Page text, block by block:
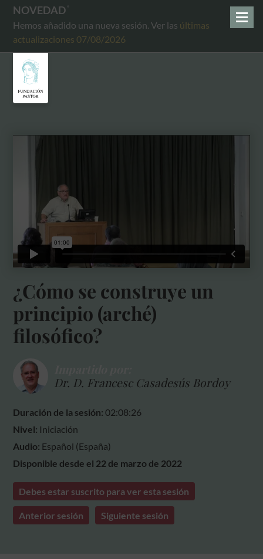
NOVEDAD
Hemos añadido una nueva sesión. Ver las últimas
actualizaciones 07/08/2026
¿Cómo se construye un
principio (arché)
filosófico?
Dr. D. Francesc Casadesús Bordoy
Duración de la sesión:02:08:26
Nivel: Iniciación
Audio: Español (España)
Disponible desde el 22 de marzo de 2022
Debes estar suscrito para ver esta sesión
Anterior sesión Siguiente sesión